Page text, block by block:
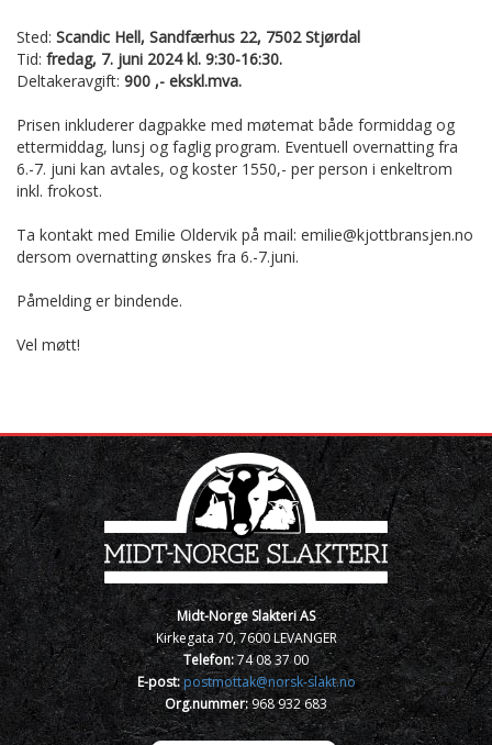
Sted: Scandic Hell, Sandfærhus 22, 7502 Stjørdal
Tid: fredag, 7. juni 2024 kl. 9:30-16:30.
Deltakeravgift: 900 ,- ekskl.mva.
Prisen inkluderer dagpakke med møtemat både formiddag og
ettermiddag, lunsj og faglig program. Eventuell overnatting fra
6.-7. juni kan avtales, og koster 1550,- per person i enkeltrom
inkl. frokost.
Ta kontakt med Emilie Oldervik på mail: emilie@kjottbransjen.no
dersom overnatting ønskes fra 6.-7.juni.
Påmelding er bindende.
Vel møtt!
Midt-Norge Slakteri AS
Kirkegata 70, 7600 LEVANGER
Telefon:74 08 37 00
E-post:postmottak@norsk-slakt.no
Org.nummer:968 932 683